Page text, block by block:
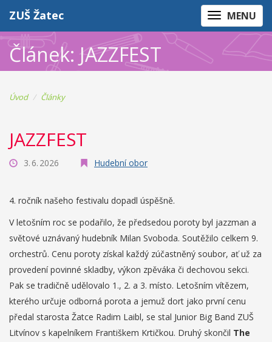
MENU
ZUŠ Žatec
Článek: JAZZFEST
Úvod Články
JAZZFEST
3. 6. 2026 Hudební obor
4. ročník našeho festivalu dopadl úspěšně.
V letošním roc se podařilo, že předsedou poroty byl jazzman a
světové uznávaný hudebník Milan Svoboda. Soutěžilo celkem 9.
orchestrů. Cenu poroty získal každý zúčastněný soubor, ať už za
provedení povinné skladby, výkon zpěváka či dechovou sekci.
Pak se tradičně udělovalo 1., 2. a 3. místo. Letošním vítězem,
kterého určuje odborná porota a jemuž dort jako první cenu
předal starosta Žatce Radim Laibl, se stal Junior Big Band ZUŠ
Litvínov s kapelníkem Františkem Krtičkou. Druhý skončil The